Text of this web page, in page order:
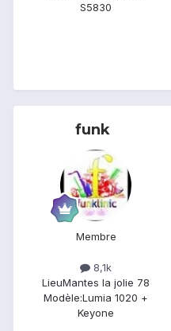
S5830
funk
Membre
8,1k
LieuMantes la jolie 78
Modèle:Lumia 1020 +
Keyone